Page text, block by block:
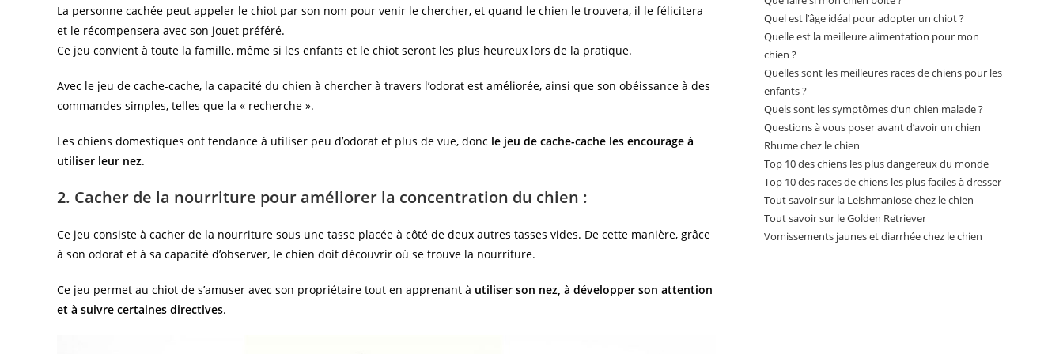
La personne cachée peut appeler le chiot par son nom pour venir le chercher, et quand le chien le trouvera, il le félicitera
et le récompensera avec son jouet préféré.
Ce jeu convient à toute la famille, même si les enfants et le chiot seront les plus heureux lors de la pratique.
Avec le jeu de cache-cache, la capacité du chien à chercher à travers l’odorat est améliorée, ainsi que son obéissance à des
commandes simples, telles que la « recherche ».
Les chiens domestiques ont tendance à utiliser peu d’odorat et plus de vue, donc le jeu de cache-cache les encourage à
utiliser leur nez.
2. Cacher de la nourriture pour améliorer la concentration du chien :
Ce jeu consiste à cacher de la nourriture sous une tasse placée à côté de deux autres tasses vides. De cette manière, grâce
à son odorat et à sa capacité d’observer, le chien doit découvrir où se trouve la nourriture.
Ce jeu permet au chiot de s’amuser avec son propriétaire tout en apprenant à utiliser son nez, à développer son attention
et à suivre certaines directives.
Quel est l’âge idéal pour adopter un chiot ?
Quelle est la meilleure alimentation pour mon
chien ?
Quelles sont les meilleures races de chiens pour les
enfants ?
Quels sont les symptômes d’un chien malade ?
Questions à vous poser avant d’avoir un chien
Rhume chez le chien
Top 10 des chiens les plus dangereux du monde
Top 10 des races de chiens les plus faciles à dresser
Tout savoir sur la Leishmaniose chez le chien
Tout savoir sur le Golden Retriever
Vomissements jaunes et diarrhée chez le chien